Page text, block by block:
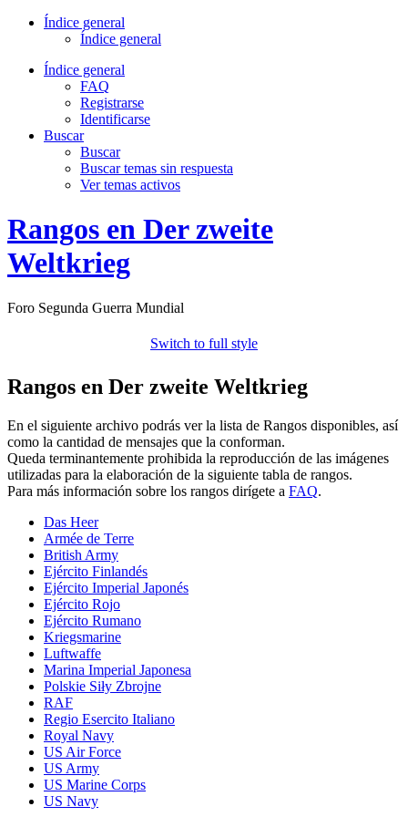
Índice general
Índice general
Índice general
FAQ
Registrarse
Identificarse
Buscar
Buscar
Buscar temas sin respuesta
Ver temas activos
Rangos en Der zweite
Weltkrieg
Foro Segunda Guerra Mundial
Switch to full style
Rangos en Der zweite Weltkrieg
En el siguiente archivo podrás ver la lista de Rangos disponibles, así
como la cantidad de mensajes que la conforman.
Queda terminantemente prohibida la reproducción de las imágenes
utilizadas para la elaboración de la siguiente tabla de rangos.
Para más información sobre los rangos dirígete a FAQ.
Das Heer
Armée de Terre
British Army
Ejército Finlandés
Ejército Imperial Japonés
Ejército Rojo
Ejército Rumano
Kriegsmarine
Luftwaffe
Marina Imperial Japonesa
Polskie Siły Zbrojne
RAF
Regio Esercito Italiano
Royal Navy
US Air Force
US Army
US Marine Corps
US Navy